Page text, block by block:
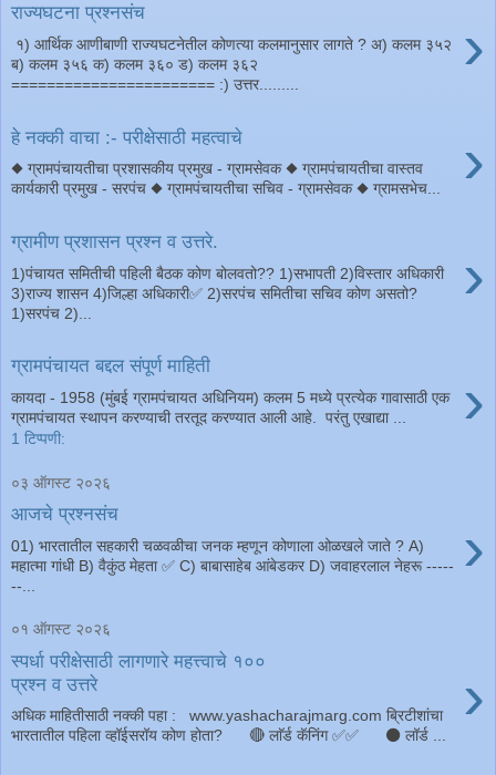
राज्यघटना प्रश्नसंच ›
१) आर्थिक आणीबाणी राज्यघटनेतील कोणत्या कलमानुसार लागते ? अ) कलम ३५२
ब) कलम ३५६ क) कलम ३६० ड) कलम ३६२
======================= :) उत्तर.........
हे नक्की वाचा :- परीक्षेसाठी महत्वाचे ›
◆ ग्रामपंचायतीचा प्रशासकीय प्रमुख - ग्रामसेवक ◆ ग्रामपंचायतीचा वास्तव
कार्यकारी प्रमुख - सरपंच ◆ ग्रामपंचायतीचा सचिव - ग्रामसेवक ◆ ग्रामसभेच...
ग्रामीण प्रशासन प्रश्न व उत्तरे. ›
1)पंचायत समितीची पहिली बैठक कोण बोलवतो?? 1)सभापती 2)विस्तार अधिकारी
3)राज्य शासन 4)जिल्हा अधिकारी✅ 2)सरपंच समितीचा सचिव कोण असतो?
1)सरपंच 2)...
ग्रामपंचायत बद्दल संपूर्ण माहिती ›
कायदा - 1958 (मुंबई ग्रामपंचायत अधिनियम) कलम 5 मध्ये प्रत्येक गावासाठी एक
ग्रामपंचायत स्थापन करण्याची तरतूद करण्यात आली आहे. परंतु एखाद्या ...
1 टिप्पणी:
०३ ऑगस्ट २०२६
आजचे प्रश्नसंच ›
01) भारतातील सहकारी चळवळीचा जनक म्हणून कोणाला ओळखले जाते ? A)
महात्मा गांधी B) वैकुंठ मेहता ✅ C) बाबासाहेब आंबेडकर D) जवाहरलाल नेहरू -----
--...
०१ ऑगस्ट २०२६
स्पर्धा परीक्षेसाठी लागणारे महत्त्वाचे १००
प्रश्न व उत्तरे
›
अधिक माहितीसाठी नक्की पहा : www.yashacharajmarg.com ब्रिटीशांचा
भारतातील पहिला व्हॉईसरॉय कोण होता? 🔴 लाॅर्ड कॅनिंग ✅✅ ⚫️ लॉर्ड ...